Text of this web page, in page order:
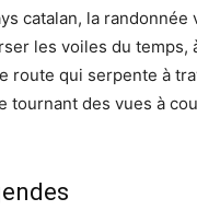
catalan, la randonnée
les voiles du temps,
route qui serpente à
tournant des vues à